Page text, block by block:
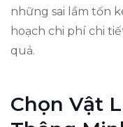
những sai lầm tốn
hoạch chi phí chi
quả.
Chọn Vật